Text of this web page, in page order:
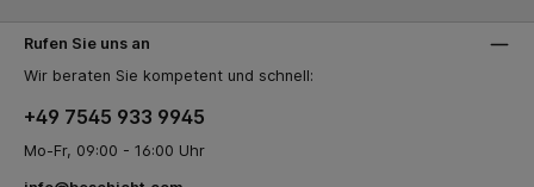
Rufen Sie uns an
Wir beraten Sie kompetent und schnell:
+49 7545 933 9945
Mo-Fr, 09:00 - 16:00 Uhr